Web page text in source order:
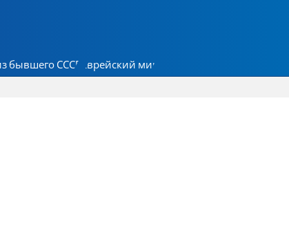
бывшего СССР Еврейский мир